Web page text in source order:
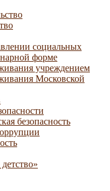
социальных
форме
учреждением
Московской
безопасность